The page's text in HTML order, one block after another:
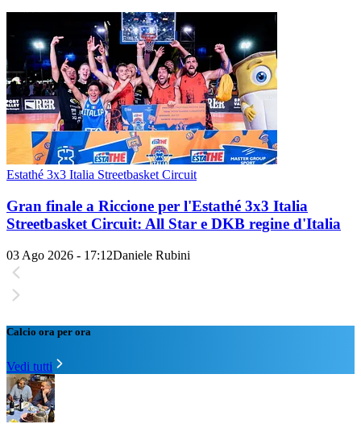
Estathé 3x3 Italia Streetbasket Circuit
Gran finale a Riccione per l'Estathé 3x3 Italia
Streetbasket Circuit: All Star e DKB regine d'Italia
03 Ago 2026 - 17:12Daniele Rubini
Calcio ora per ora
Vedi tutti